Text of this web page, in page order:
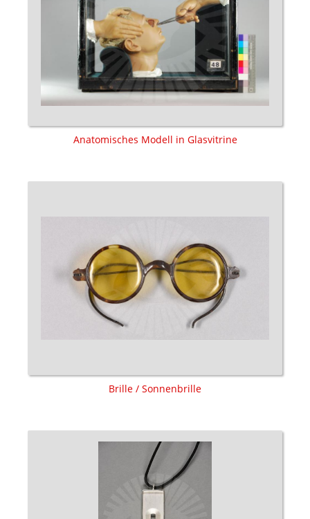
Anatomisches Modell in Glasvitrine
Brille / Sonnenbrille